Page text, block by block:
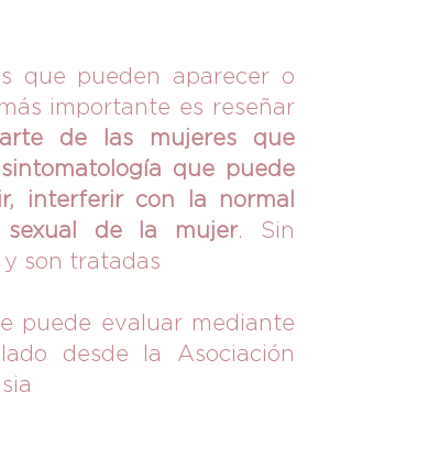
que pueden aparecer o
importante es reseñar
de las mujeres que
que puede
interferir con la normal
sexual de la mujer. Sin
son tratadas
puede evaluar mediante
desde la Asociación